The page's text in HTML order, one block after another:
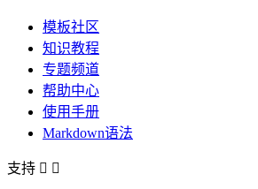
模板社区
知识教程
专题频道
帮助中心
使用手册
Markdown语法
支持  